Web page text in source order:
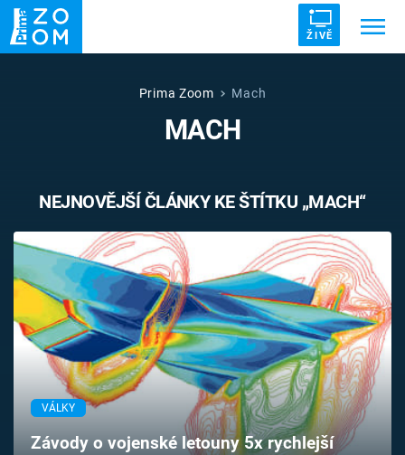
ŽIVĚ
UFO DRUHÁ SVĚTOVÁ VÁLKA
VETŘELCI DÁVNOVĚKU
Témata
Témata
Pořady
TV Program
Časopis
Prima Zoom Mach
MACH
NEJNOVĚJŠÍ ČLÁNKY KE ŠTÍTKU „MACH“
VÁLKY
Závody o vojenské letouny 5x rychlejší